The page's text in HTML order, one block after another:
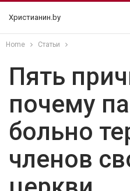
Христианин.by
Home Статьи
Пять
почему
больно
членов